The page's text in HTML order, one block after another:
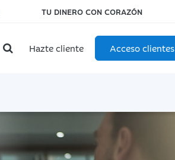
TU DINERO CON CORAZÓN
Hazte cliente Acceso clientes